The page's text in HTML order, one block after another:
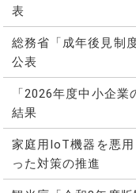
表
総務省「成年後見制
公表
「2026年度中小企
結果
家庭用IoT機器を悪
った対策の推進